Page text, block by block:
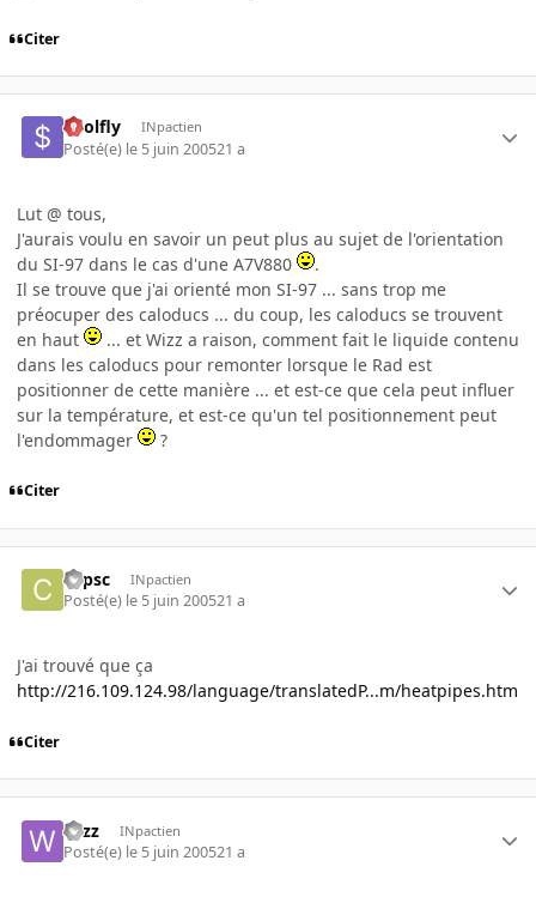
Citer
$oolfly INpactien
Posté(e) le 5 juin 200521 a
Lut @ tous,
J'aurais voulu en savoir un peut plus au sujet de l'orientation
du SI-97 dans le cas d'une A7V880
.
Il se trouve que j'ai orienté mon SI-97 ... sans trop me
préocuper des caloducs ... du coup, les caloducs se trouvent
en haut
... et Wizz a raison, comment fait le liquide contenu
dans les caloducs pour remonter lorsque le Rad est
positionner de cette manière ... et est-ce que cela peut influer
sur la température, et est-ce qu'un tel positionnement peut
l'endommager
?
Citer
copsc INpactien
Posté(e) le 5 juin 200521 a
J'ai trouvé que ça
http://216.109.124.98/language/translatedP...m/heatpipes.htm
Citer
wizz INpactien
Posté(e) le 5 juin 200521 a